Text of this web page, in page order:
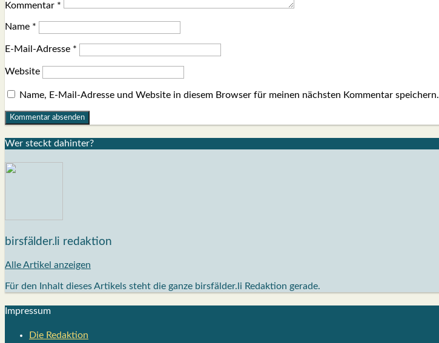
Kommentar *
Name *
E-Mail-Adresse *
Website
Name, E-Mail-Adresse und Website in diesem Browser für meinen nächsten Kommentar speichern.
Wer steckt dahin­ter?
birsfälder.li redaktion
Alle Artikel anzeigen
Für den Inhalt dieses Artikels steht die ganze birsfälder.li Redaktion gerade.
Impres­sum
Die Redak­ti­on